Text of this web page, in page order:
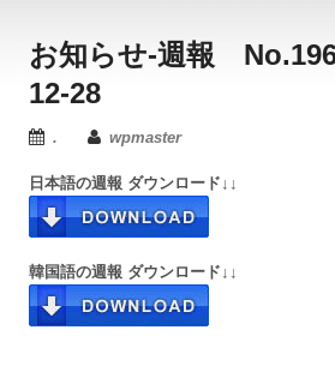
お知らせ-週報
12-28
. wpmaster
日本語の週報 ダウンロード↓↓
韓国語の週報 ダウンロード↓↓